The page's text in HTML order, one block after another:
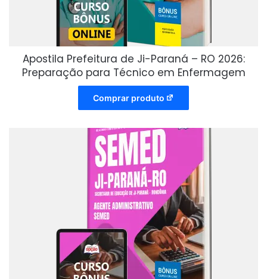
Apostila Prefeitura de Ji-Paraná – RO 2026:
Preparação para Técnico em Enfermagem
Comprar produto